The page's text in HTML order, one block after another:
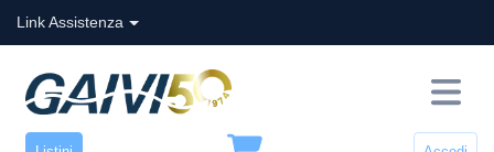
Link Assistenza